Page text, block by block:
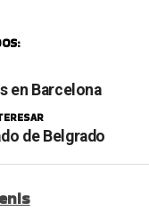
en Barcelona
de Belgrado